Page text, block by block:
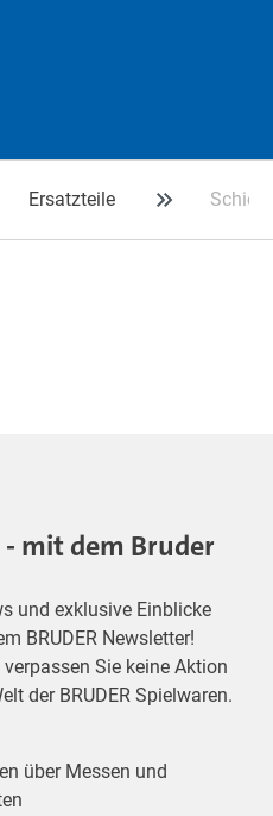
Ersatzteile
- mit dem Bruder
und exklusive Einblicke
BRUDER Newsletter!
Sie keine Aktion
der BRUDER Spielwaren.
über Messen und